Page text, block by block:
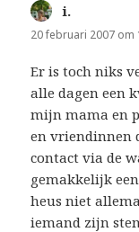
i.
20 februari 2007 om
Er is toch niks
alle dagen een
mijn mama en
en vriendinnen
contact via de
gemakkelijk
heus niet
iemand zijn